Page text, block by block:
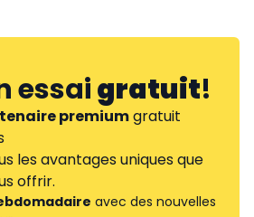
essaigratuit!
premiumgratuit
les avantages uniques que
offrir.
avec des nouvelles